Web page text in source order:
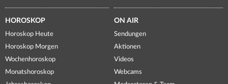
HOROSKOP
Horoskop Heute
Horoskop Morgen
Wochenhoroskop
Monatshoroskop
ON AIR
Sendungen
Aktionen
Videos
Webcams